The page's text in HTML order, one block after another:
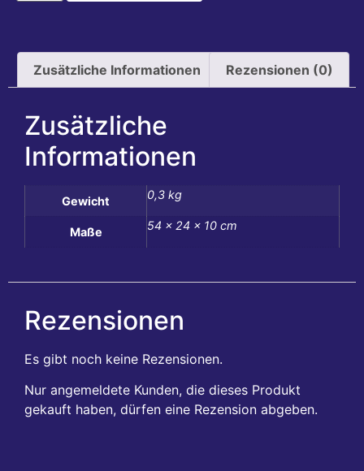
Zusätzliche Informationen Rezensionen (0)
Zusätzliche
Informationen
Gewicht 0,3 kg
Maße 54 × 24 × 10 cm
Rezensionen
Es gibt noch keine Rezensionen.
Nur angemeldete Kunden, die dieses Produkt
gekauft haben, dürfen eine Rezension abgeben.